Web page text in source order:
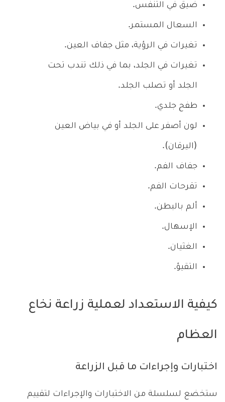
ضيق في التنفس.
السعال المستمر.
تغيرات في الرؤية، مثل جفاف العين.
تغيرات في الجلد، بما في ذلك تندب تحت
الجلد أو تصلب الجلد.
طفح جلدي.
لون أصفر على الجلد أو في بياض العين
(اليرقان).
جفاف الفم.
تقرحات الفم.
ألم بالبطن.
الإسهال.
الغثيان.
التقيؤ.
كيفية الاستعداد لعملية زراعة نخاع
العظام
اختبارات وإجراءات ما قبل الزراعة
ستخضع لسلسلة من الاختبارات والإجراءات لتقييم